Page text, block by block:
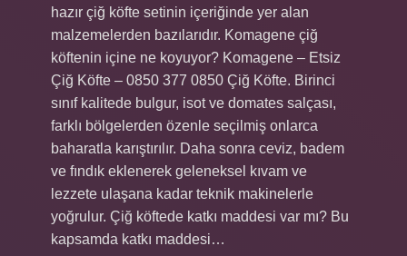
hazır çiğ köfte setinin içeriğinde yer alan
malzemelerden bazılarıdır. Komagene çiğ
köftenin içine ne koyuyor? Komagene – Etsiz
Çiğ Köfte – 0850 377 0850 Çiğ Köfte. Birinci
sınıf kalitede bulgur, isot ve domates salçası,
farklı bölgelerden özenle seçilmiş onlarca
baharatla karıştırılır. Daha sonra ceviz, badem
ve fındık eklenerek geleneksel kıvam ve
lezzete ulaşana kadar teknik makinelerle
yoğrulur. Çiğ köftede katkı maddesi var mı? Bu
kapsamda katkı maddesi…